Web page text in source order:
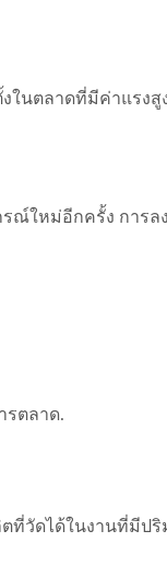
นตลาดที่มีค่าแรงสู
รณ์ใหม่อีกครั้ง การ
รตลาด.
ตที่วัดได้ในงานที่มีป